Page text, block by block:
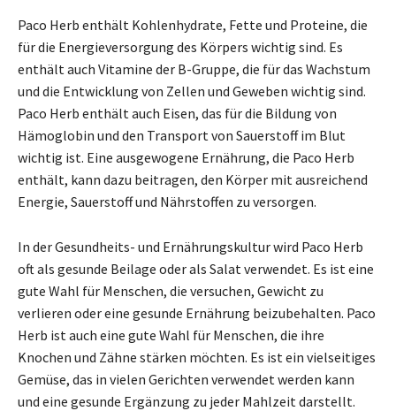
Paco Herb enthält Kohlenhydrate, Fette und Proteine, die
für die Energieversorgung des Körpers wichtig sind. Es
enthält auch Vitamine der B-Gruppe, die für das Wachstum
und die Entwicklung von Zellen und Geweben wichtig sind.
Paco Herb enthält auch Eisen, das für die Bildung von
Hämoglobin und den Transport von Sauerstoff im Blut
wichtig ist. Eine ausgewogene Ernährung, die Paco Herb
enthält, kann dazu beitragen, den Körper mit ausreichend
Energie, Sauerstoff und Nährstoffen zu versorgen.
In der Gesundheits- und Ernährungskultur wird Paco Herb
oft als gesunde Beilage oder als Salat verwendet. Es ist eine
gute Wahl für Menschen, die versuchen, Gewicht zu
verlieren oder eine gesunde Ernährung beizubehalten. Paco
Herb ist auch eine gute Wahl für Menschen, die ihre
Knochen und Zähne stärken möchten. Es ist ein vielseitiges
Gemüse, das in vielen Gerichten verwendet werden kann
und eine gesunde Ergänzung zu jeder Mahlzeit darstellt.